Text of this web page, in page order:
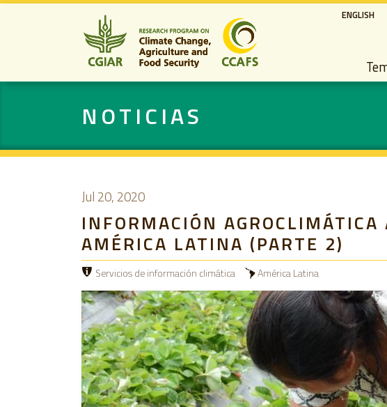
ENGLISH
NOTICIAS
Jul 20, 2020
INFORMACIÓN
AMÉRICA LATINA (PARTE 2)
Servicios de información climática América Latina